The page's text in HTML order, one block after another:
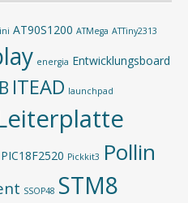
AT90S1200 ATMega ATTiny2313
energia Entwicklungsboard
ITEAD launchpad
PIC18F2520 Pickkit3 Pollin
SSOP48 STM8